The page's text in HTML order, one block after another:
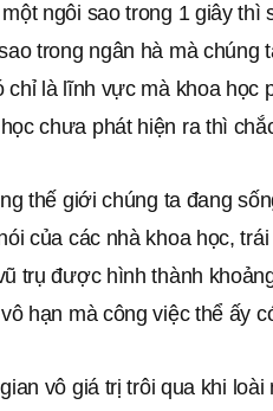
ngôi sao trong 1 giây
trong ngân hà mà chúng
chỉ là lĩnh vực mà khoa học
chưa phát hiện ra thì
thế giới chúng ta đang
của các nhà khoa học,
trụ được hình thành
hạn mà công việc thể ấy
vô giá trị trôi qua khi